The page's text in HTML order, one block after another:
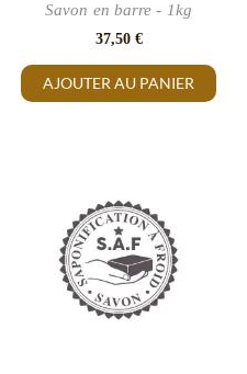
Savon en barre - 1kg
37,50 €
AJOUTER AU PANIER